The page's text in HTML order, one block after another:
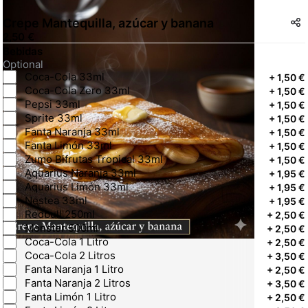
Crepe Mantequilla, azúcar y banana
Bebidas
Optional
Coca-Cola 33ml
+1,50 €
Coca-Cola Zero 33ml +1,50 €
Pepsi 33ml +1,50 €
Sprite 33ml +1,50 €
Fanta Naranja 33ml +1,50 €
Fanta Limón 33ml +1,50 €
Zumo Bifrutas Tropical 33ml +1,50 €
Aquarius Naranja 33ml +1,95 €
Aquarius Limón 33ml +1,95 €
Nestea 33ml +1,95 €
Redbull 250ml + 2,50 €
Monster 500ml + 2,50 €
Coca-Cola 1 Litro + 2,50 €
Coca-Cola 2 Litros + 3,50 €
Fanta Naranja 1 Litro + 2,50 €
Fanta Naranja 2 Litros + 3,50 €
Fanta Limón 1 Litro + 2,50 €